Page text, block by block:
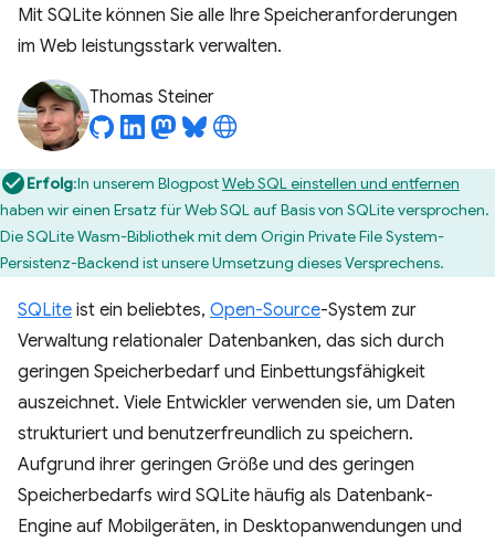
Mit SQLite können Sie alle Ihre Speicheranforderungen
im Web leistungsstark verwalten.
Thomas Steiner
Erfolg:In unserem BlogpostWeb SQL einstellen und entfernen
haben wir einen Ersatz für Web SQL auf Basis von SQLite versprochen.
Die SQLite Wasm-Bibliothek mit dem Origin Private File System-
Persistenz-Backend ist unsere Umsetzung dieses Versprechens.
SQLite ist ein beliebtes, Open-Source-System zur
Verwaltung relationaler Datenbanken, das sich durch
geringen Speicherbedarf und Einbettungsfähigkeit
auszeichnet. Viele Entwickler verwenden sie, um Daten
strukturiert und benutzerfreundlich zu speichern.
Aufgrund ihrer geringen Größe und des geringen
Speicherbedarfs wird SQLite häufig als Datenbank-
Engine auf Mobilgeräten, in Desktopanwendungen und